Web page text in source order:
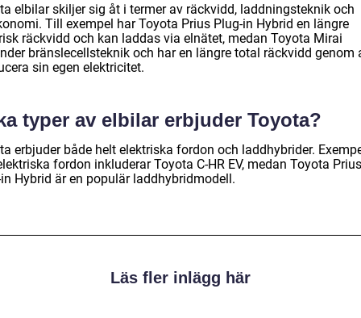
elbilar skiljer sig åt i termer av räckvidd, laddningsteknik och
Till exempel har Toyota Prius Plug-in Hybrid en längre
räckvidd och kan laddas via elnätet, medan Toyota Mirai
bränslecellsteknik och har en längre total räckvidd genom
sin egen elektricitet.
typer av elbilar erbjuder Toyota?
erbjuder både helt elektriska fordon och laddhybrider.
fordon inkluderar Toyota C-HR EV, medan Toyota Prius
Hybrid är en populär laddhybridmodell.
Läs fler inlägg här